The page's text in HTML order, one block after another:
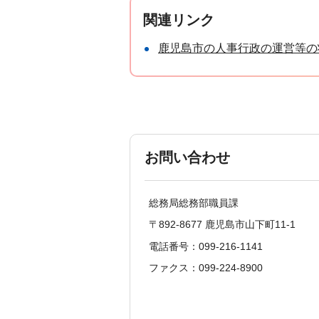
関連リンク
鹿児島市の人事行政の運営等
お問い合わせ
総務局総務部職員課
〒892-8677 鹿児島市山下町11-1
電話番号：099-216-1141
ファクス：099-224-8900